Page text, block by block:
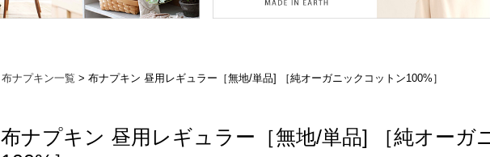
布ナプキン一覧 布ナプキン 昼用レギュラー［無地/単品] ［純オーガニックコットン100%］
布ナプキン 昼用レギュラー［無地/単品] ［純オーガ